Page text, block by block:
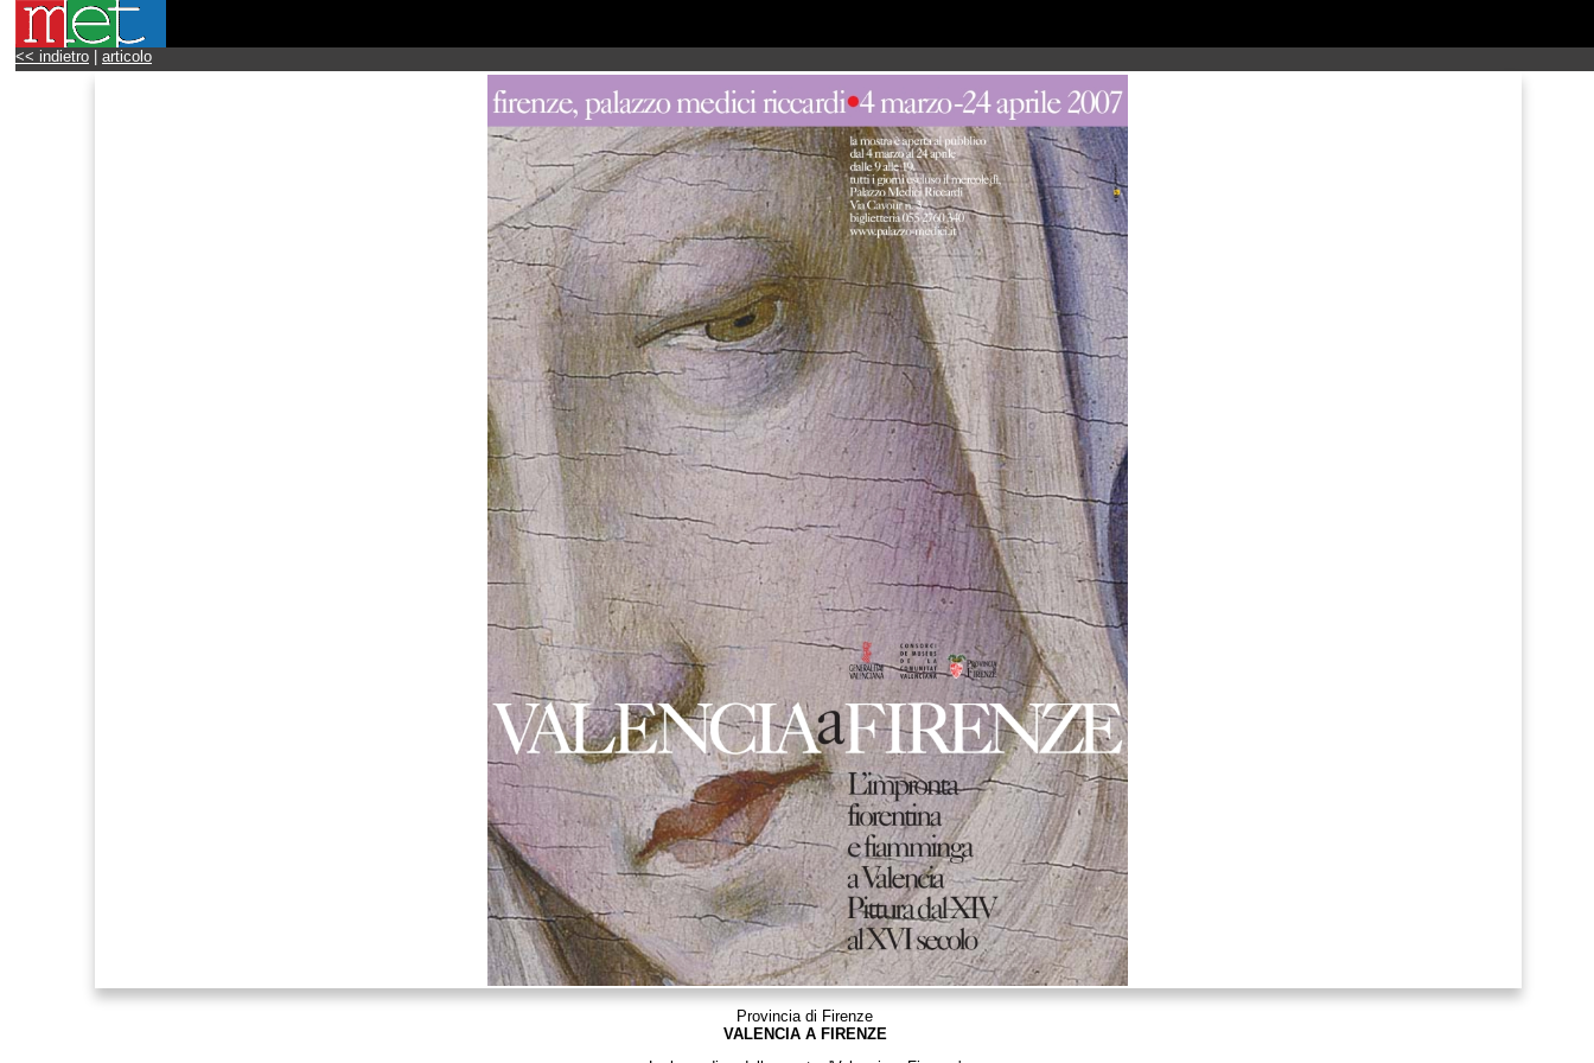
<< indietro articolo
Provincia di Firenze
VALENCIA A FIRENZE